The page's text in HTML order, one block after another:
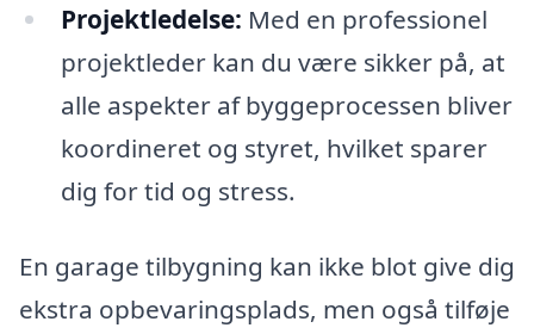
Projektledelse: Med en professionel
projektleder kan du være sikker på, at
alle aspekter af byggeprocessen bliver
koordineret og styret, hvilket sparer
dig for tid og stress.
En garage tilbygning kan ikke blot give dig
ekstra opbevaringsplads, men også tilføje